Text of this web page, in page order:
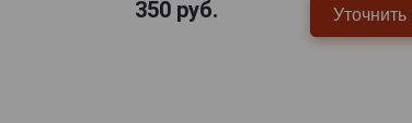
350руб.